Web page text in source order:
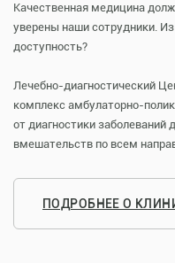
Качественная медицина
уверены наши сотрудники.
доступность?
Лечебно-диагностический
комплекс амбулаторно-
от диагностики заболеваний
вмешательств по всем
ПОДРОБНЕЕ О